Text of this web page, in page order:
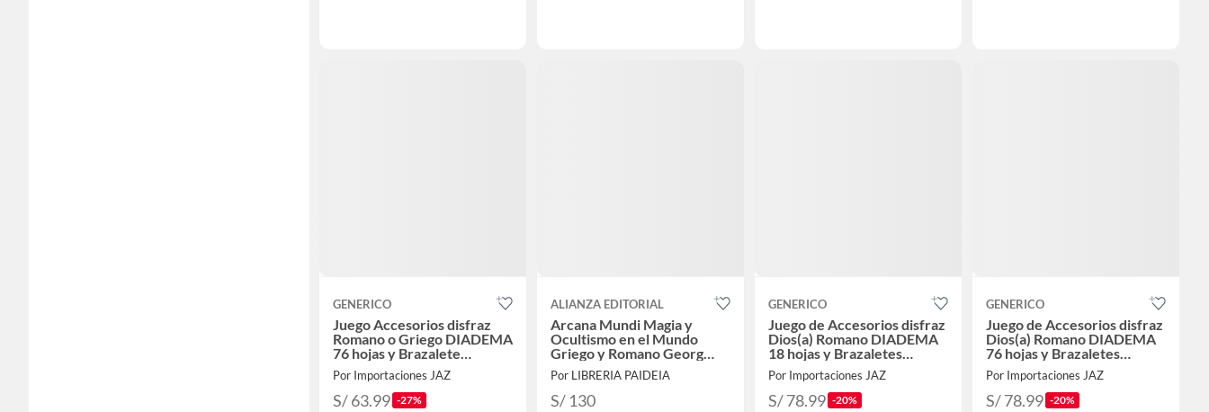
GENERICO
Juego Accesorios disfraz
Romano o Griego DIADEMA
76 hojas y Brazalete
HALLOWEEN
Por Importaciones JAZ
S/ 63.99 -27%
ALIANZA EDITORIAL
Arcana Mundi Magia y
Ocultismo en el Mundo
Griego y Romano Georg
Luck
Por LIBRERIA PAIDEIA
S/ 130
GENERICO
Juego de Accesorios disfraz
Dios(a) Romano DIADEMA
18 hojas y Brazaletes
HALLOWEEN
Por Importaciones JAZ
S/ 78.99 -20%
GENERICO
Juego de Accesorios disfraz
Dios(a) Romano DIADEMA
76 hojas y Brazaletes
HALLOWEEN
Por Importaciones JAZ
S/ 78.99 -20%